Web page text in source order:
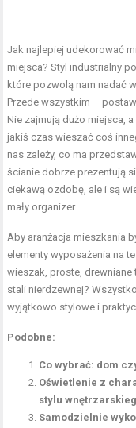
Jak najlepiej udekorować
miejsca? Styl industrialny
które pozwolą nam nadać
Przede wszystkim –
Nie zajmują dużo miejsca,
jakiś czas wieszać coś
nas zależy, co ma
ścianie dobrze prezentują
ciekawą ozdobę, ale i są
mały organizer.
Aby aranżacja mieszkania
elementy wyposażenia na
wieszak, proste,
stali nierdzewnej?
wyjątkowo stylowe i
Podobne:
Co wybrać: dom
Oświetlenie z
stylu
Samodzielnie